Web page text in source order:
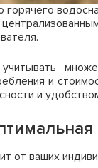
и
и
от ваших